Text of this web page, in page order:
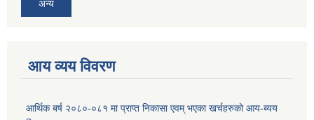
अन्य
आय व्यय विवरण
आर्थिक बर्ष २०८०-०८१ मा प्राप्त निकासा एवम् भएका खर्चहरुको आय-ब्यय